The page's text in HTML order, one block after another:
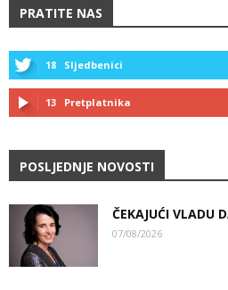
PRATITE NAS
18 Sljedbenici
13 Pretplatnika
POSLJEDNJE NOVOSTI
ČEKAJUĆI VLADU
07/08/2026